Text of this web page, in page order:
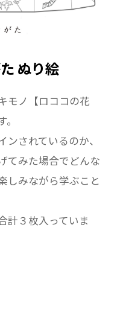
工程を取りまとめ
するのが染匠とい
る伝統文様のキモ
一無二を目指し高
のようなキモノか
る一枚を心がけた
ためのオシャレ着
ノを制作していま
継者育成を目的と
ぬり絵
モノ【ロココの花
されているのか、
てみた場合でどんな
しみながら学ぶこと
計３枚入っていま